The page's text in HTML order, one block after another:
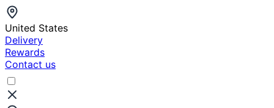
United States
Delivery
Rewards
Contact us